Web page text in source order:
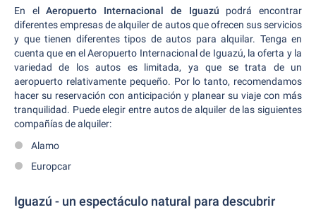
En elAeropuerto Internacional de Iguazú podrá encontrar
diferentes empresas de alquiler de autos que ofrecen sus servicios
y que tienen diferentes tipos de autos para alquilar. Tenga en
cuenta que en el Aeropuerto Internacional de Iguazú, la oferta y la
variedad de los autos es limitada, ya que se trata de un
aeropuerto relativamente pequeño. Por lo tanto, recomendamos
hacer su reservación con anticipación y planear su viaje con más
tranquilidad. Puede elegir entre autos de alquiler de las siguientes
compañías de alquiler:
Alamo
Europcar
Iguazú - un espectáculo natural para descubrir